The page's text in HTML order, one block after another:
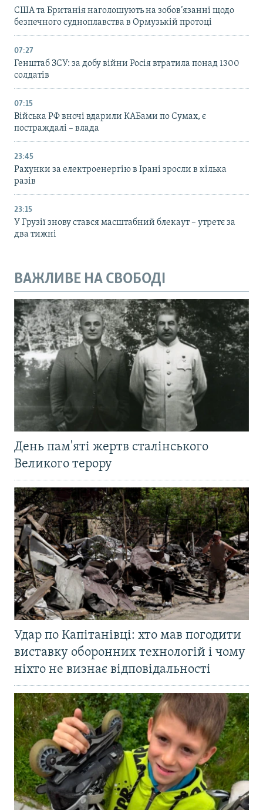
США та Британія наголошують на зобов’язанні щодо
безпечного судноплавства в Ормузькій протоці
07:27
Генштаб ЗСУ: за добу війни Росія втратила понад 1300
солдатів
07:15
Війська РФ вночі вдарили КАБами по Сумах, є
постраждалі – влада
23:45
Рахунки за електроенергію в Ірані зросли в кілька
разів
23:15
У Грузії знову стався масштабний блекаут – утретє за
два тижні
ВАЖЛИВЕ НА СВОБОДІ
День пам'яті жертв сталінського
Великого терору
Удар по Капітанівці: хто мав погодити
виставку оборонних технологій і чому
ніхто не визнає відповідальності